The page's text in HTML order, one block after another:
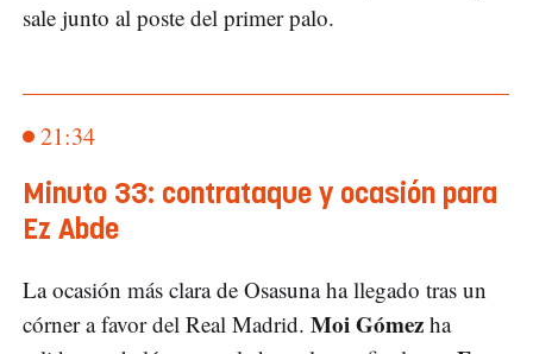
sale junto al poste del primer palo.
21:34
Minuto 33: contrataque y ocasión para
Ez Abde
La ocasión más clara de Osasuna ha llegado tras un
córner a favor del Real Madrid. Moi Gómez ha